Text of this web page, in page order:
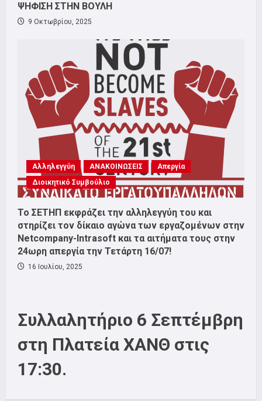
ΨΗΦΙΣΗ ΣΤΗΝ ΒΟΥΛΗ
9 Οκτωβρίου, 2025
Αλληλεγγύη ΑΝΑΚΟΙΝΩΣΕΙΣ
Απεργία
Διοικητικό Συμβούλιο
Το ΣΕΤΗΠ εκφράζει την αλληλεγγύη του και
στηρίζει τον δίκαιο αγώνα των εργαζομένων στην
Netcompany-Intrasoft και τα αιτήματα τους στην
24ωρη απεργία την Τετάρτη 16/07!
16 Ιουλίου, 2025
Συλλαλητήριο 6 Σεπτέμβρη
στη Πλατεία ΧΑΝΘ στις
17:30.